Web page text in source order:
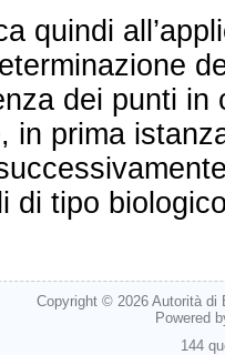
quindi
dei punti
in prima
di tipo
Copyright © 2026 Autorità di
Powered
144